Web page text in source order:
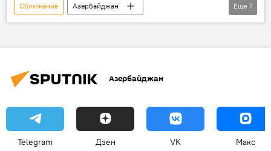
Сближение
Азербайджан
Союз арабского Магриба
Политика
Эксклюзивы
Еще 7
Азербайджан
Telegram Дзен VK Макс